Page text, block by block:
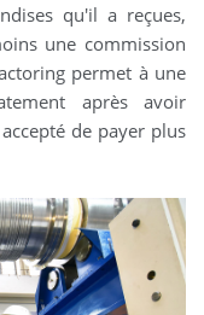
qu'il a reçues,
une commission
permet à une
après avoir
de payer plus